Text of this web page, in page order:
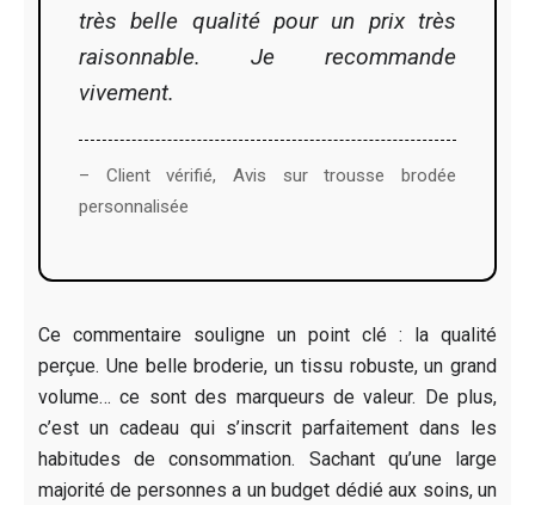
très belle qualité pour un prix très
raisonnable. Je recommande
vivement.
– Client vérifié, Avis sur trousse brodée
personnalisée
Ce commentaire souligne un point clé : la qualité
perçue. Une belle broderie, un tissu robuste, un grand
volume… ce sont des marqueurs de valeur. De plus,
c’est un cadeau qui s’inscrit parfaitement dans les
habitudes de consommation. Sachant qu’une large
majorité de personnes a un budget dédié aux soins, un